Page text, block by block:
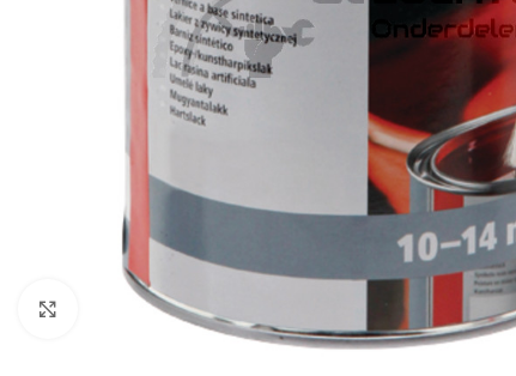
Klik om te vergroten